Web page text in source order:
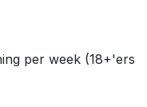
per week (18+'ers